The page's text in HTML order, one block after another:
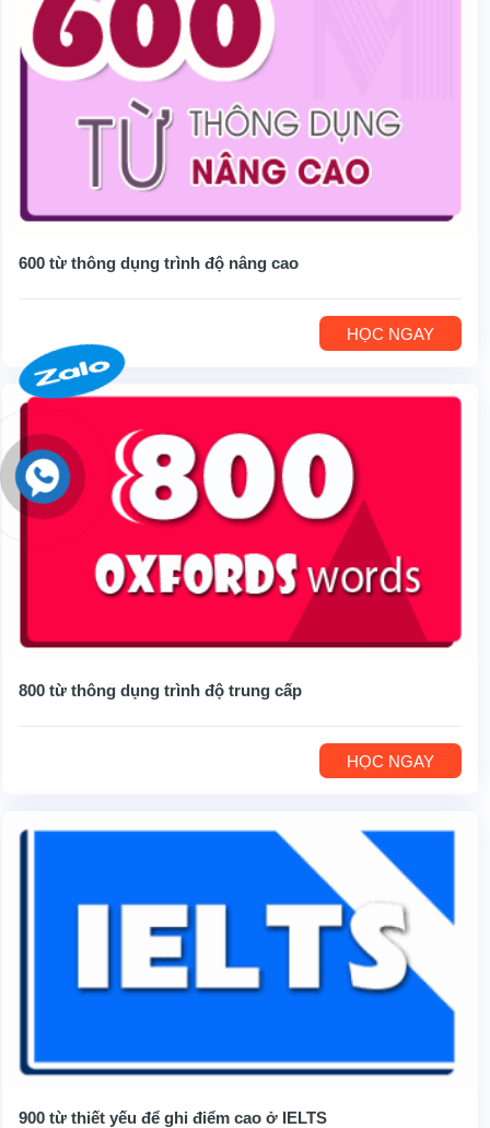
600 từ thông dụng trình độ nâng cao
HỌC NGAY
800 từ thông dụng trình độ trung cấp
HỌC NGAY
900 từ thiết yếu để ghi điểm cao ở IELTS